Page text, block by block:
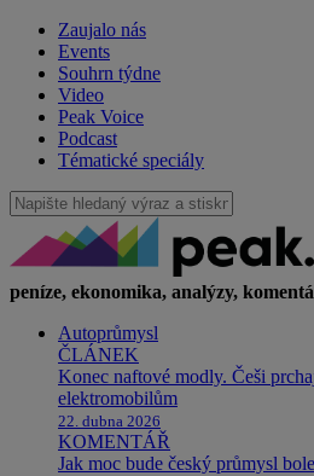
Zaujalo nás
Events
Souhrn týdne
Video
Peak Voice
Podcast
Tématické speciály
peníze, ekonomika, analýzy,
Autoprůmysl
ČLÁNEK
Konec naftové modly. Češi
elektromobilům
22. dubna 2026
KOMENTÁŘ
Jak moc bude český průmysl